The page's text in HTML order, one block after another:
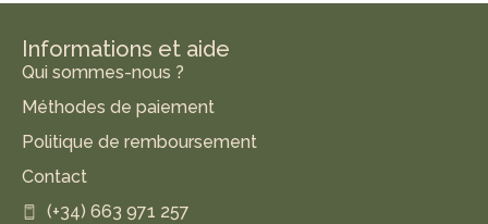
Informations et aide
Qui sommes-nous ?
Méthodes de paiement
Politique de remboursement
Contact
(+34) 663 971 257